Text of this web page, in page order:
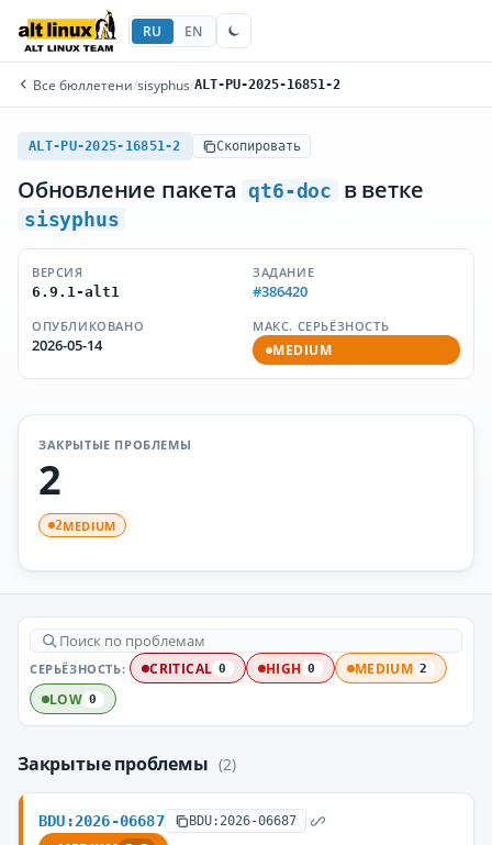
RU EN
Все бюллетени/sisyphus/ALT-PU-2025-16851-2
ALT-PU-2025-16851-2 Скопировать
Обновление пакета qt6-doc в ветке
sisyphus
ВЕРСИЯ
6.9.1-alt1
ЗАДАНИЕ
#386420
ОПУБЛИКОВАНО
2026-05-14
МАКС. СЕРЬЁЗНОСТЬ
MEDIUM
ЗАКРЫТЫЕ ПРОБЛЕМЫ
2
2MEDIUM
СЕРЬЁЗНОСТЬ: CRITICAL 0 HIGH 0 MEDIUM 2
LOW 0
Закрытые проблемы (2)
BDU:2026-06687 BDU:2026-06687